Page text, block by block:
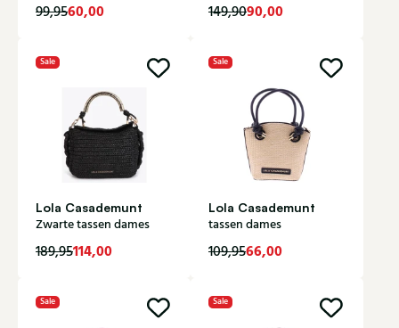
99,9560,00 149,9090,00
Sale
Lola Casademunt
Zwarte tassen dames
189,95114,00
Sale
Lola Casademunt
tassen dames
109,9566,00
Sale Sale